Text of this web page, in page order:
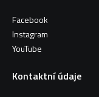
Facebook
Instagram
YouTube
Kontaktní údaje